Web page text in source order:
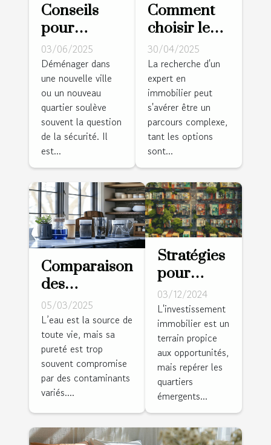
Conseils
pour
choisir un
quartier sûr
lorsque
vous
déménagez
03/06/2025
Déménager dans
une nouvelle ville
ou un nouveau
quartier soulève
souvent la question
de la sécurité. Il
est...
Comment
choisir le
meilleur
expert pour
vos besoins
immobiliers
?
30/04/2025
La recherche d'un
expert en
immobilier peut
s'avérer être un
parcours complexe,
tant les options
sont...
Comparaison
des
méthodes de
purification
de l'eau à la
maison
05/03/2025
L’eau est la source de
toute vie, mais sa
pureté est trop
souvent compromise
par des contaminants
variés....
Stratégies
pour
identifier
et investir
dans des
quartiers
émergents
03/12/2024
L'investissement
immobilier est un
terrain propice
aux opportunités,
mais repérer les
quartiers
émergents...